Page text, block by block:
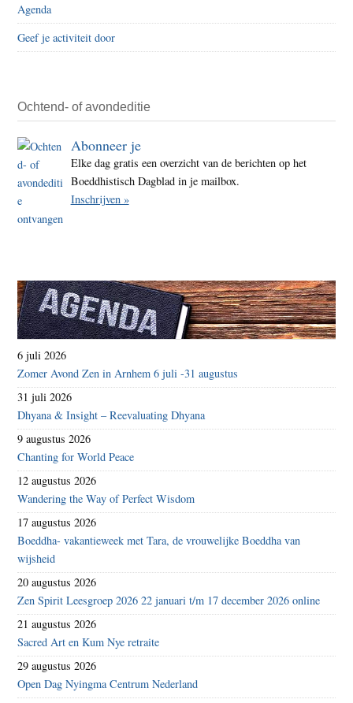
Agenda
Geef je activiteit door
Ochtend- of avondeditie
Abonneer je
Elke dag gratis een overzicht van de berichten op het
Boeddhistisch Dagblad in je mailbox.
Inschrijven »
6 juli 2026
Zomer Avond Zen in Arnhem 6 juli -31 augustus
31 juli 2026
Dhyana & Insight – Reevaluating Dhyana
9 augustus 2026
Chanting for World Peace
12 augustus 2026
Wandering the Way of Perfect Wisdom
17 augustus 2026
Boeddha- vakantieweek met Tara, de vrouwelijke Boeddha van
wijsheid
20 augustus 2026
Zen Spirit Leesgroep 2026 22 januari t/m 17 december 2026 online
21 augustus 2026
Sacred Art en Kum Nye retraite
29 augustus 2026
Open Dag Nyingma Centrum Nederland